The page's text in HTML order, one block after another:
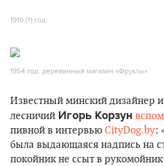
1910 (?) год.
1954 год: деревянный магазин «Фрукты».
Известный минский дизайнер
лесничий Игорь Корзун
пивной в интервью CityDog.by:
была выдающаяся надпись на
покойник не ссыт в